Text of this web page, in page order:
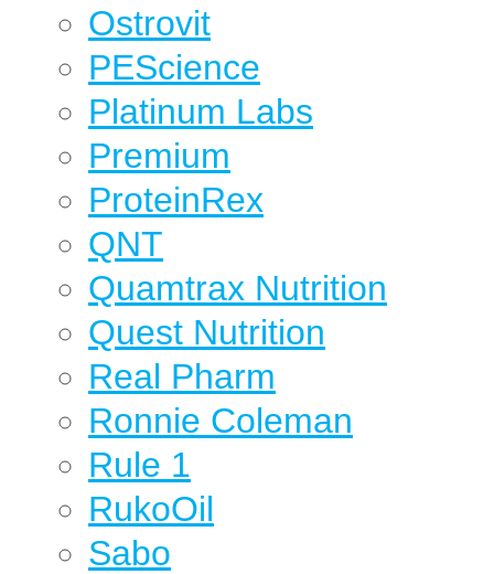
Ostrovit
PEScience
Platinum Labs
Premium
ProteinRex
QNT
Quamtrax Nutrition
Quest Nutrition
Real Pharm
Ronnie Coleman
Rule 1
RukoOil
Sabo